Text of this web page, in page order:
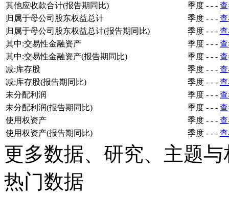
其他应收款合计(报告期同比)
季度 - - -
归属于母公司股东权益总计
季度 - - -
归属于母公司股东权益总计(报告期同比)
季度 - - -
其中:交易性金融资产
季度 - - -
其中:交易性金融资产(报告期同比)
季度 - - -
减:库存股
季度 - - -
减:库存股(报告期同比)
季度 - - -
未分配利润
季度 - - -
未分配利润(报告期同比)
季度 - - -
使用权资产
季度 - - -
使用权资产(报告期同比)
季度 - - -
更多数据、研究、主题
热门数据